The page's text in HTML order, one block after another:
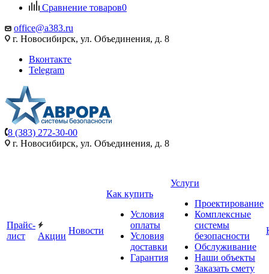
Сравнение товаров0
office@a383.ru
г. Новосибирск, ул. Объединения, д. 8
Вконтакте
Telegram
8 (383) 272-30-00
г. Новосибирск, ул. Объединения, д. 8
Прайс-
лист
Акции
Новости
Как купить
Условия
оплаты
Условия
доставки
Гарантия
Услуги
Проектирование
Комплексные
системы
безопасности
Обслуживание
Наши объекты
Заказать смету